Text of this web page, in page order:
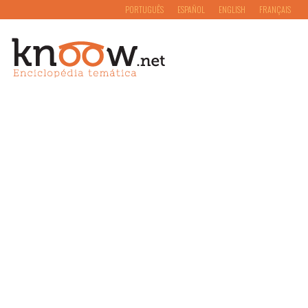
PORTUGUÊS ESPAÑOL ENGLISH FRANÇAIS